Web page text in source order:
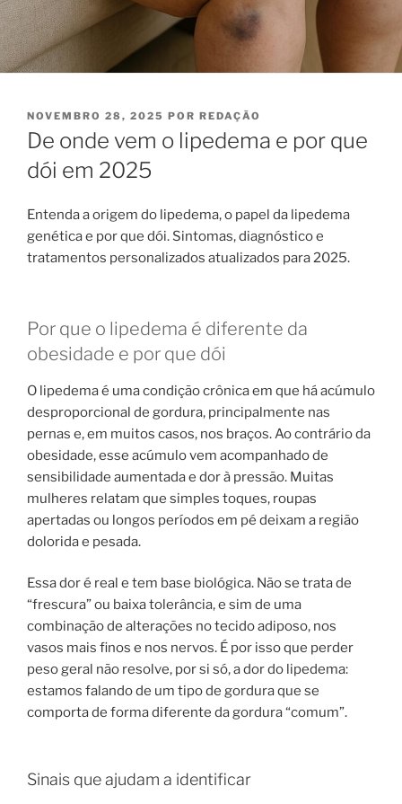
PUBLICADO
EM
NOVEMBRO 28, 2025 POR REDAÇÃO
De onde vem o lipedema e por que
dói em 2025
Entenda a origem do lipedema, o papel da lipedema
genética e por que dói. Sintomas, diagnóstico e
tratamentos personalizados atualizados para 2025.
Por que o lipedema é diferente da
obesidade e por que dói
O lipedema é uma condição crônica em que há acúmulo
desproporcional de gordura, principalmente nas
pernas e, em muitos casos, nos braços. Ao contrário da
obesidade, esse acúmulo vem acompanhado de
sensibilidade aumentada e dor à pressão. Muitas
mulheres relatam que simples toques, roupas
apertadas ou longos períodos em pé deixam a região
dolorida e pesada.
Essa dor é real e tem base biológica. Não se trata de
“frescura” ou baixa tolerância, e sim de uma
combinação de alterações no tecido adiposo, nos
vasos mais finos e nos nervos. É por isso que perder
peso geral não resolve, por si só, a dor do lipedema:
estamos falando de um tipo de gordura que se
comporta de forma diferente da gordura “comum”.
Sinais que ajudam a identificar